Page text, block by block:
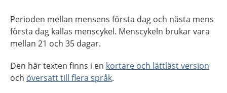
Perioden mellan mensens första dag och nästa mens
första dag kallas menscykel. Menscykeln brukar vara
mellan 21 och 35 dagar.
Den här texten finns i en kortare och lättläst version
och översatt till flera språk.